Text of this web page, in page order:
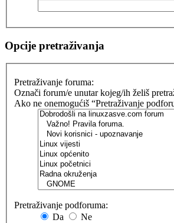
Opcije pretraživanja
Pretraživanje foruma:
Označi forum/e unutar kojeg/ih želiš
Ako ne onemogućiš “Pretraživanje
Pretraživanje podforuma:
Da
Ne